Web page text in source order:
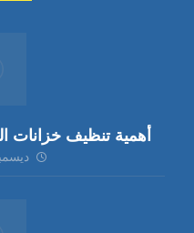
أهمية تنظيف خزانات
ديسمبر